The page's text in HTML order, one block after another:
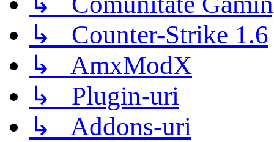
↳ Counter-Strike 1.6
↳ AmxModX
↳ Plugin-uri
↳ Addons-uri